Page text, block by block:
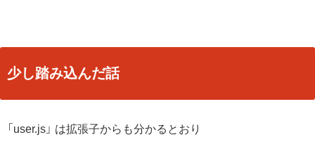
少し踏み込んだ話
「user.js」 は拡張子からも分かるとおり